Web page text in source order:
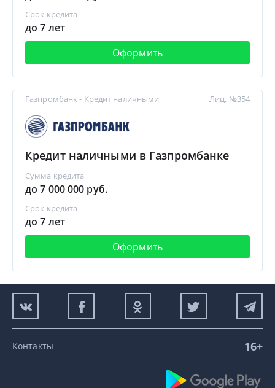
Срок кредита
до 7 лет
Оформить
Газпромбанк - Кредит наличными
Кредит наличными в Газпромбанке
Сумма кредита
до 7 000 000 руб.
Срок кредита
до 7 лет
Оформить
Лиц. №354
Контакты 16+